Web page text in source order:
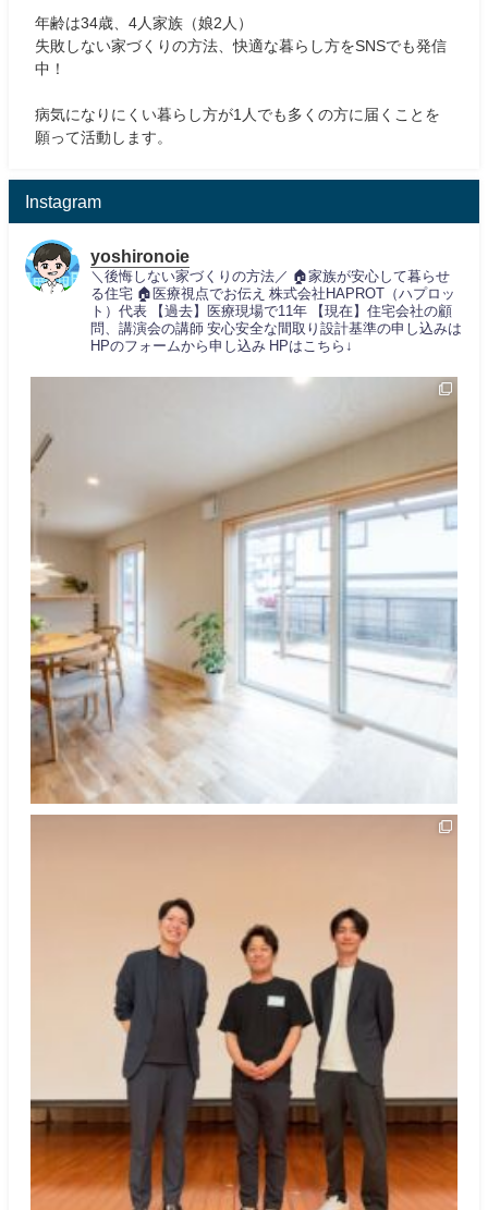
年齢は34歳、4人家族（娘2人）
失敗しない家づくりの方法、快適な暮らし方をSNSでも発信
中！
病気になりにくい暮らし方が1人でも多くの方に届くことを
願って活動します。
Instagram
yoshironoie
＼後悔しない家づくりの方法／ 🏠家族が安心して暮らせ
る住宅 🏠医療視点でお伝え 株式会社HAPROT（ハプロッ
ト）代表 【過去】医療現場で11年 【現在】住宅会社の顧
問、講演会の講師 安心安全な間取り設計基準の申し込みは
HPのフォームから申し込み HPはこちら↓